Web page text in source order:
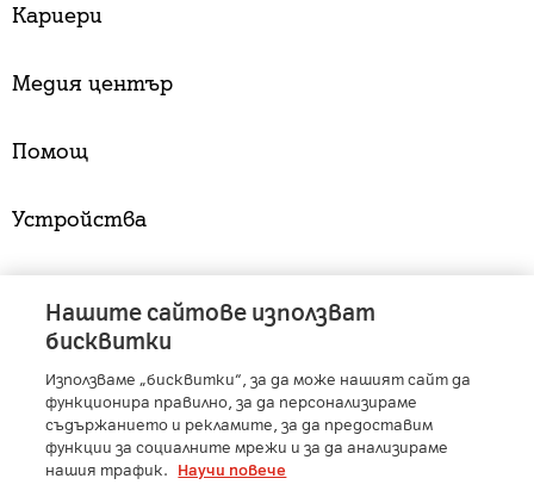
Кариери
Медия център
Помощ
Устройства
A1 Austria - A1 Croatia - A1 Serbia - A1 Belarus
A1 Bulgaria
- A1 Macedonia - A1 Slovenia
A1 Digital
- Member of A1 Group
Нашите сайтове използват
бисквитки
Използваме „бисквитки“, за да може нашият сайт да
функционира правилно, за да персонализираме
съдържанието и рекламите, за да предоставим
функции за социалните мрежи и за да анализираме
нашия трафик.
Научи повече